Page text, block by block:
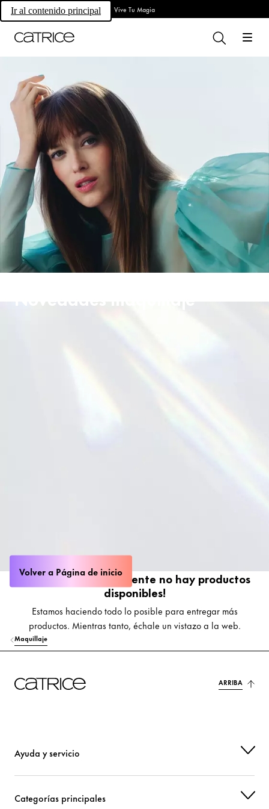
Ir al contenido principal Vive Tu Magia
Novedades maquillaje
¡Lo sentimos, actualmente no hay productos
disponibles!
Estamos haciendo todo lo posible para entregar más
productos. Mientras tanto, échale un vistazo a la web.
Volver a Página de inicio
Maquillaje
ARRIBA
Ayuda y servicio
Categorías principales